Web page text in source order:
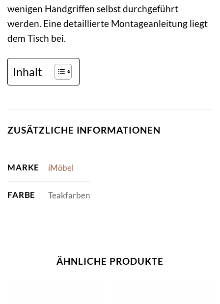
wenigen Handgriffen selbst durchgeführt
werden. Eine detaillierte Montageanleitung liegt
dem Tisch bei.
Inhalt
ZUSÄTZLICHE INFORMATIONEN
MARKE iMöbel
FARBE Teakfarben
ÄHNLICHE PRODUKTE